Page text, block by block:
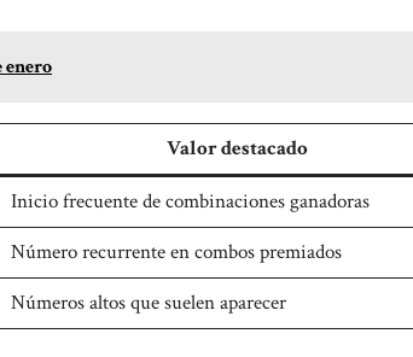
enero
Valor destacado
Inicio frecuente de combinaciones ganadoras
Número recurrente en combos premiados
Números altos que suelen aparecer